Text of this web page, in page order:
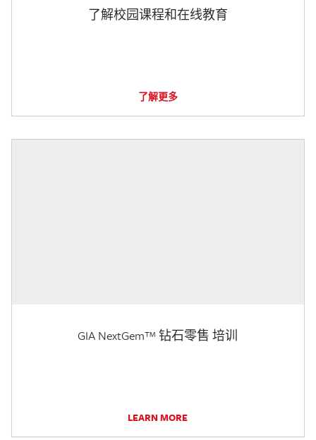
了解校园课程和在线教育
了解更多
GIA NextGem™ 钻石零售 培训
LEARN MORE